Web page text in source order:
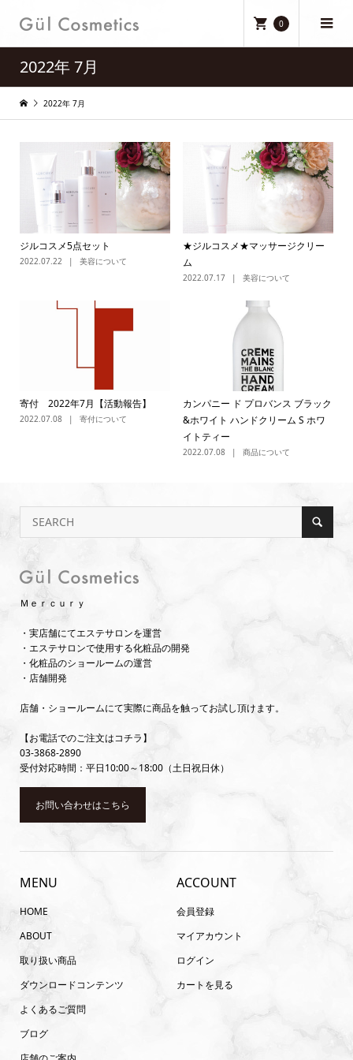
0
2022年 7月
2022年 7月
ジルコスメ5点セット
2022.07.22 美容について
★ジルコスメ★マッサージクリー
ム
2022.07.17 美容について
寄付 2022年7月【活動報告】
2022.07.08 寄付について
カンパニー ド プロバンス ブラック
&ホワイト ハンドクリーム S ホワ
イトティー
2022.07.08 商品について
Ｍｅｒｃｕｒｙ
・実店舗にてエステサロンを運営
・エステサロンで使用する化粧品の開発
・化粧品のショールームの運営
・店舗開発
店舗・ショールームにて実際に商品を触ってお試し頂けます。
【お電話でのご注文はコチラ】
03-3868-2890
受付対応時間：平日10:00～18:00（土日祝日休）
お問い合わせはこちら
MENU
HOME
ABOUT
取り扱い商品
ダウンロードコンテンツ
よくあるご質問
ブログ
ACCOUNT
会員登録
マイアカウント
ログイン
カートを見る